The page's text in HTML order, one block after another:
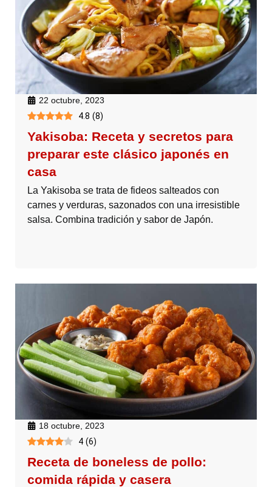
22 octubre, 2023
4.8 (8)
Yakisoba: Receta y secretos para
preparar este clásico japonés en
casa
La Yakisoba se trata de fideos salteados con
carnes y verduras, sazonados con una irresistible
salsa. Combina tradición y sabor de Japón.
18 octubre, 2023
4 (6)
Receta de boneless de pollo:
comida rápida y casera